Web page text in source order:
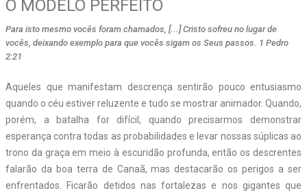
O MODELO PERFEITO
Para isto mesmo vocês foram chamados, [...] Cristo sofreu no lugar de
vocês, deixando exemplo para que vocês sigam os Seus passos. 1 Pedro
2:21
Aqueles que manifestam descrença sentirão pouco entusiasmo
quando o céu estiver reluzente e tudo se mostrar animador. Quando,
porém, a batalha for difícil, quando precisarmos demonstrar
esperança contra todas as probabilidades e levar nossas súplicas ao
trono da graça em meio à escuridão profunda, então os descrentes
falarão da boa terra de Canaã, mas destacarão os perigos a ser
enfrentados. Ficarão detidos nas fortalezas e nos gigantes que